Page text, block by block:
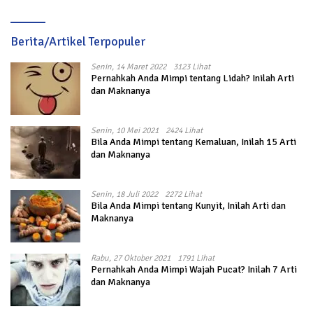
Berita/Artikel Terpopuler
Senin, 14 Maret 2022 3123 Lihat
Pernahkah Anda Mimpi tentang Lidah? Inilah Arti
dan Maknanya
Senin, 10 Mei 2021 2424 Lihat
Bila Anda Mimpi tentang Kemaluan, Inilah 15 Arti
dan Maknanya
Senin, 18 Juli 2022 2272 Lihat
Bila Anda Mimpi tentang Kunyit, Inilah Arti dan
Maknanya
Rabu, 27 Oktober 2021 1791 Lihat
Pernahkah Anda Mimpi Wajah Pucat? Inilah 7 Arti
dan Maknanya